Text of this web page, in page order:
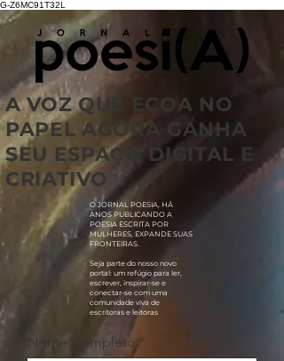
G-Z6MC91T32L
A VOZ QUE ECOA NO
PAPEL AGORA GANHA
SEU ESPAÇO DIGITAL E
CRIATIVO
O JORNAL POESIA, HÁ
ANOS PUBLICANDO A
POESIA ESCRITA POR
MULHERES, EXPANDE SUAS
FRONTEIRAS.
Seja parte do nosso novo
portal: um refúgio para ler,
escrever, inspirar-se e
conectar-se com uma
comunidade viva de
escritoras e leitoras
Nome Completo